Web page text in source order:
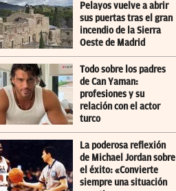
Pelayos vuelve a abrir
sus puertas tras el gran
incendio de la Sierra
Oeste de Madrid
Todo sobre los padres
de Can Yaman:
profesiones y su
relación con el actor
turco
La poderosa reflexión
de Michael Jordan sobre
el éxito: «Convierte
siempre una situación